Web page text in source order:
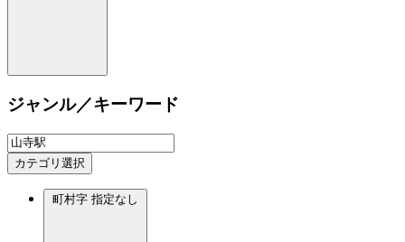
ジャンル／キーワード
カテゴリ選択
町村字 指定なし